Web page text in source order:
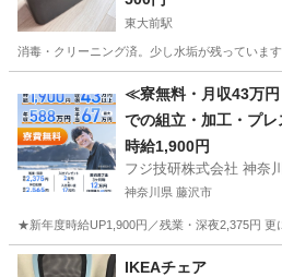
東大前駅
消毒・クリーニング済。少し水垢が残っていま
東大前駅 その他
≪寮無料・月収43万
での組立・加工・プレ
時給1,900円
フジ技研株式会社 神奈
神奈川県 藤沢市
★新年度時給UP1,900円／残業・深夜2,375円
神奈川 藤沢市 その他
IKEAチェア